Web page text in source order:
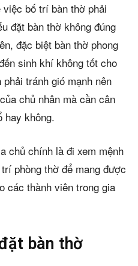
bố trí bàn thờ phải
đặt bàn thờ không đúng
đặc biệt bàn thờ phong
sinh khí không tốt cho
tránh gió mạnh nên
chủ nhân mà cần cân
hay không.
chủ chính là đi xem mệnh
phòng thờ để mang được
các thành viên trong gia
bàn thờ